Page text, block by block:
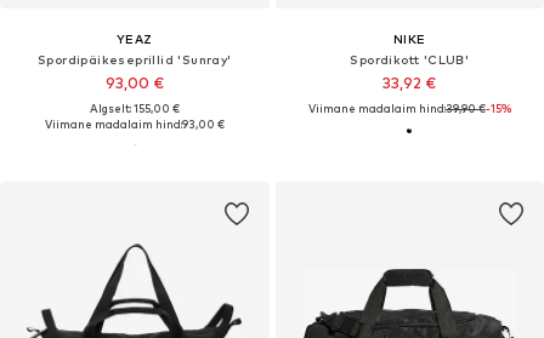
YEAZ
Spordipäikeseprillid 'Sunray'
93,00 €
Algselt: 155,00 €
Viimane madalaim hind:93,00 €
NIKE
Spordikott 'CLUB'
33,92 €
Viimane madalaim hind:39,90 €-15%